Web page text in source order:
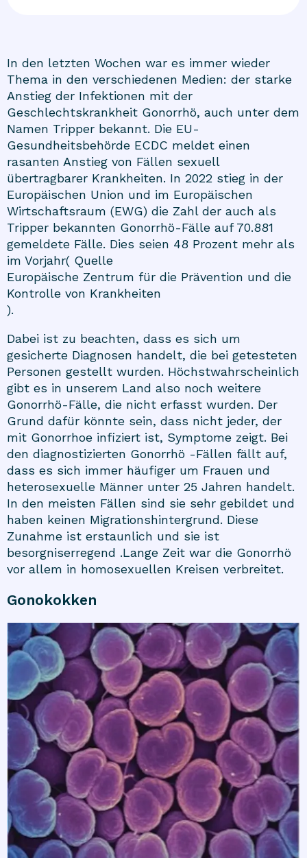
In den letzten Wochen war es immer wieder
Thema in den verschiedenen Medien: der starke
Anstieg der Infektionen mit der
Geschlechtskrankheit Gonorrhö, auch unter dem
Namen Tripper bekannt. Die EU-
Gesundheitsbehörde ECDC meldet einen
rasanten Anstieg von Fällen sexuell
übertragbarer Krankheiten. In 2022 stieg in der
Europäischen Union und im Europäischen
Wirtschaftsraum (EWG) die Zahl der auch als
Tripper bekannten Gonorrhö-Fälle auf 70.881
gemeldete Fälle. Dies seien 48 Prozent mehr als
im Vorjahr( Quelle
Europäische Zentrum für die Prävention und die
Kontrolle von Krankheiten
).
Dabei ist zu beachten, dass es sich um
gesicherte Diagnosen handelt, die bei getesteten
Personen gestellt wurden. Höchstwahrscheinlich
gibt es in unserem Land also noch weitere
Gonorrhö-Fälle, die nicht erfasst wurden. Der
Grund dafür könnte sein, dass nicht jeder, der
mit Gonorrhoe infiziert ist, Symptome zeigt. Bei
den diagnostizierten Gonorrhö -Fällen fällt auf,
dass es sich immer häufiger um Frauen und
heterosexuelle Männer unter 25 Jahren handelt.
In den meisten Fällen sind sie sehr gebildet und
haben keinen Migrationshintergrund. Diese
Zunahme ist erstaunlich und sie ist
besorgniserregend .Lange Zeit war die Gonorrhö
vor allem in homosexuellen Kreisen verbreitet.
Gonokokken